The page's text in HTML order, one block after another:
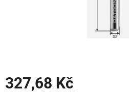
327,68 Kč